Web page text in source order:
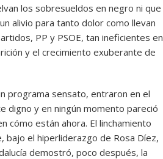
los sobresueldos en negro ni que
alivio para tanto dolor como llevan
PP y PSOE, tan ineficientes en
y el crecimiento exuberante de
programa sensato, entraron en el
digno y en ningún momento pareció
cómo están ahora. El linchamiento
bajo el hiperliderazgo de Rosa Díez,
demostró, poco después, la